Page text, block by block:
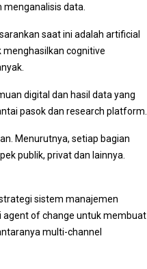
data.
saat ini adalah artificial
menghasilkan cognitive
digital dan hasil data yang
pasok dan research platform
Menurutnya, setiap bagian
publik, privat dan lainnya.
sistem manajemen
agent of change untuk membuat
multi-channel